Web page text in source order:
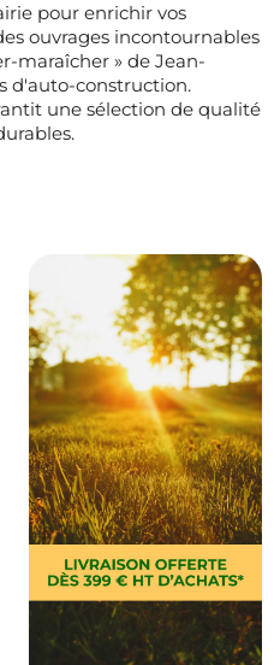
pour enrichir vos
ouvrages incontournables
maraîcher » de Jean-
d'auto-construction.
une sélection de qualité